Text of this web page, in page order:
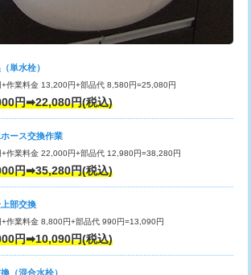
イニング鋼管・銅
使用/3ｍまで)
44,000円
ニング鋼管・銅
使用/3ｍ超え)
掘削・埋め戻し作
管工事/3ｍまで） 55,000円
排水管工事/3ｍ超
削・埋め戻し作業）
加工など（軽作業）
防水処理・清掃・修
加工など（中作業）
22,000円
防水処理・清掃・修
加工など（重作業）
33,000円
着
ク）
栓（壁付・デッキ
単水栓）
作業料金 13,200円+部品代 8,580円=25,080円
円➡22,080円(税込)
ース交換作業
作業料金 22,000円+部品代 12,980円=38,280円
円➡35,280円(税込)
部交換
作業料金 8,800円+部品代 990円=13,090円
円➡10,090円(税込)
（混合水栓）